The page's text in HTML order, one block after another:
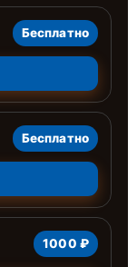
Бесплатно
Бесплатно
1000 ₽